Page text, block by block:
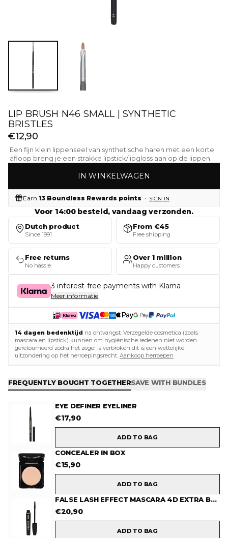
LIP BRUSH N46 SMALL | SYNTHETIC
BRISTLES
€12,90
·Een fijn klein lippenseel van synthetische haren met een korte
afloop breng je een strakke lipstick/lipgloss aan op de lippen.
IN WINKELWAGEN
Earn 13 Boundless Rewards points · SIGN IN
Voor 14:00 besteld, vandaag verzonden.
Dutch product
Since 1991
From €45
Free shipping
Free returns
No hassle
Over 1 million
Happy customers
3 interest-free payments with Klarna
Meer informatie
14 dagen bedenktijd na ontvangst. Verzegelde cosmetica (zoals
mascara en lipstick) kunnen om hygiënische redenen niet worden
geretourneerd zodra het zegel is verbroken dit is een wettelijke
uitzondering op het herroepingsrecht. Aankoop herroepen
FREQUENTLY BOUGHT TOGETHERSAVE WITH BUNDLES
EYE DEFINER EYELINER
€17,90
ADD TO BAG
CONCEALER IN BOX
€15,90
ADD TO BAG
FALSE LASH EFFECT MASCARA 4D EXTRA BLACK
€20,90
ADD TO BAG